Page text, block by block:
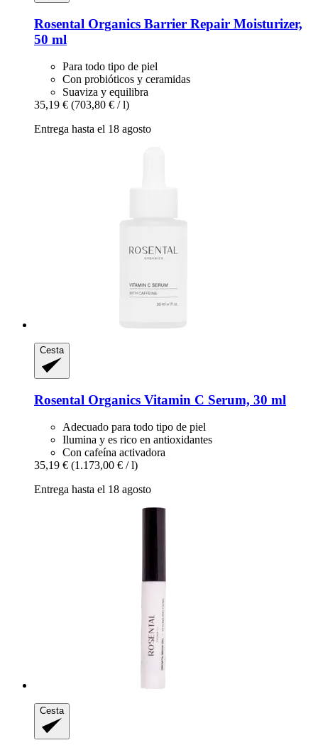
Rosental Organics Barrier Repair Moisturizer,
50 ml
Para todo tipo de piel
Con probióticos y ceramidas
Suaviza y equilibra
35,19 € (703,80 € / l)
Entrega hasta el 18 agosto
Cesta
Rosental Organics Vitamin C Serum, 30 ml
Adecuado para todo tipo de piel
Ilumina y es rico en antioxidantes
Con cafeína activadora
35,19 € (1.173,00 € / l)
Entrega hasta el 18 agosto
Cesta